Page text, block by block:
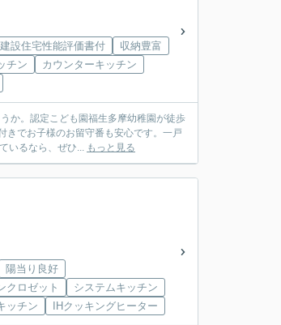
建設住宅性能評価書付
収納豊富
チン
カウンターキッチン
か。認定こども園福生多摩幼稚園が徒歩
きでお子様のお留守番も安心です。一戸
いるなら、ぜひ... もっと見る
陽当り良好
クロゼット
システムキッチン
ッチン
IHクッキングヒーター